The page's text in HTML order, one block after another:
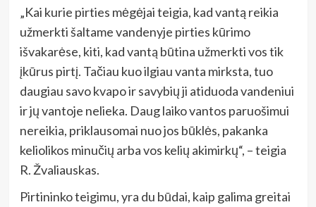
„Kai kurie pirties mėgėjai teigia, kad vantą reikia
užmerkti šaltame vandenyje pirties kūrimo
išvakarėse, kiti, kad vantą būtina užmerkti vos tik
įkūrus pirtį. Tačiau kuo ilgiau vanta mirksta, tuo
daugiau savo kvapo ir savybių ji atiduoda vandeniui
ir jų vantoje nelieka. Daug laiko vantos paruošimui
nereikia, priklausomai nuo jos būklės, pakanka
keliolikos minučių arba vos kelių akimirkų“, – teigia
R. Žvaliauskas.
Pirtininko teigimu, yra du būdai, kaip galima greitai